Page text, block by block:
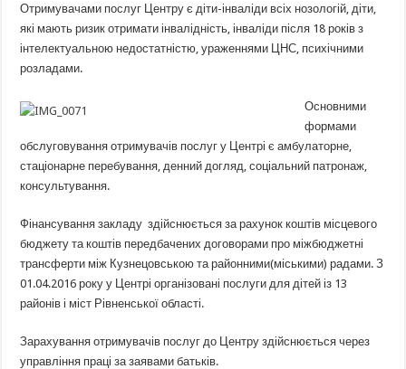
Отримувачами послуг Центру є діти-інваліди всіх нозологій, діти,
які мають ризик отримати інвалідність, інваліди після 18 років з
інтелектуальною недостатністю, ураженнями ЦНС, психічними
розладами.
Основними
формами
обслуговування отримувачів послуг у Центрі є амбулаторне,
стаціонарне перебування, денний догляд, соціальний патронаж,
консультування.
Фінансування закладу здійснюється за рахунок коштів місцевого
бюджету та коштів передбачених договорами про міжбюджетні
трансферти між Кузнецовською та районними(міськими) радами. З
01.04.2016 року у Центрі організовані послуги для дітей із 13
районів і міст Рівненської області.
Зарахування отримувачів послуг до Центру здійснюється через
управління праці за заявами батьків.